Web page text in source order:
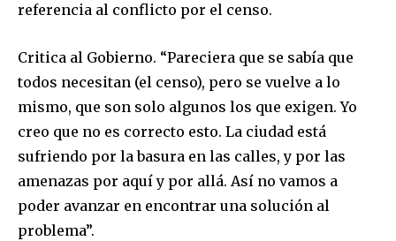
referencia al conflicto por el censo.
Critica al Gobierno. “Pareciera que se sabía que
todos necesitan (el censo), pero se vuelve a lo
mismo, que son solo algunos los que exigen. Yo
creo que no es correcto esto. La ciudad está
sufriendo por la basura en las calles, y por las
amenazas por aquí y por allá. Así no vamos a
poder avanzar en encontrar una solución al
problema”.